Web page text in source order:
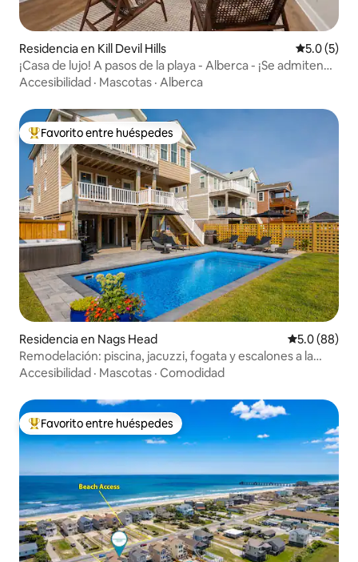
Residencia en Kill Devil Hills
5.0 (5)
¡Casa de lujo! A pasos de la playa - Alberca - ¡Se admiten
perros!
Accesibilidad · Mascotas · Alberca
De los mejores en Favorito entre huéspedes
Favorito entre huéspedes
Residencia en Nags Head Calificación
5.0 (88)
Remodelación: piscina, jacuzzi, fogata y escalones a la
playa
Accesibilidad · Mascotas · Comodidad
De los mejores en Favorito entre huéspedes
Favorito entre huéspedes